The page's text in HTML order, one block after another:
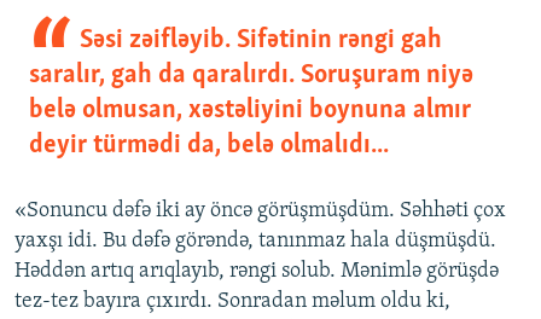
Səsi zəifləyib. Sifətinin rəngi gah
saralır, gah da qaralırdı. Soruşuram niyə
belə olmusan, xəstəliyini boynuna almır
deyir türmədi da, belə olmalıdı...
«Sonuncu dəfə iki ay öncə görüşmüşdüm. Səhhəti çox
yaxşı idi. Bu dəfə görəndə, tanınmaz hala düşmüşdü.
Həddən artıq arıqlayıb, rəngi solub. Mənimlə görüşdə
tez-tez bayıra çıxırdı. Sonradan məlum oldu ki,